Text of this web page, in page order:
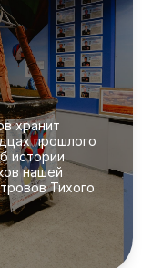
хранит
прошлого
истории
нашей
Тихого